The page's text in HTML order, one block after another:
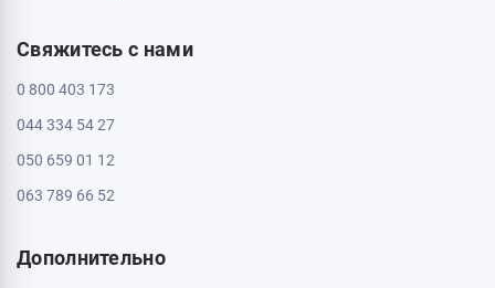
Свяжитесь с нами
0 800 403 173
044 334 54 27
050 659 01 12
063 789 66 52
Дополнительно